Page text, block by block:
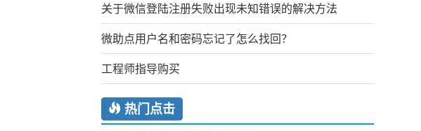
关于微信登陆注册失败出现未知错误的解决方法
微助点用户名和密码忘记了怎么找回？
工程师指导购买
热门点击